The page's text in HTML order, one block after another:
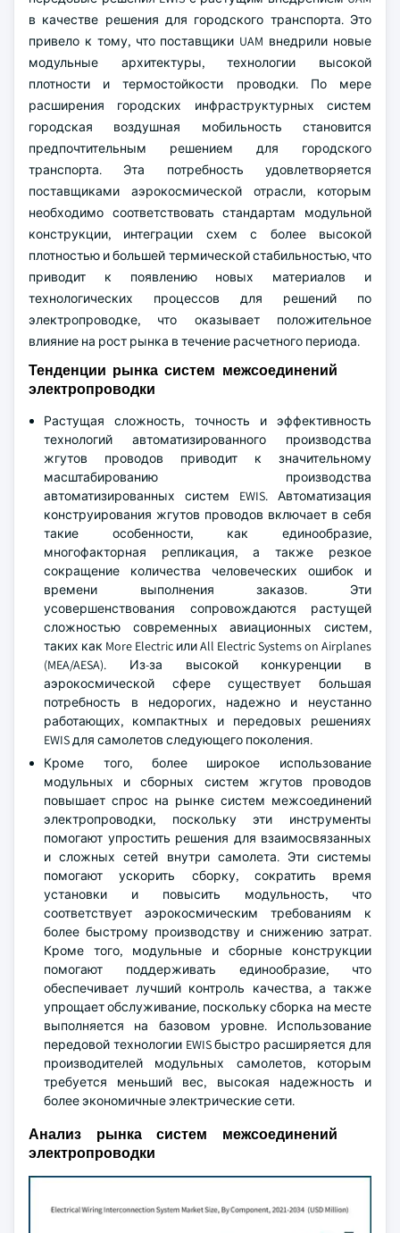
в качестве решения для городского транспорта. Это
привело к тому, что поставщики UAM внедрили новые
модульные архитектуры, технологии высокой
плотности и термостойкости проводки. По мере
расширения городских инфраструктурных систем
городская воздушная мобильность становится
предпочтительным решением для городского
транспорта. Эта потребность удовлетворяется
поставщиками аэрокосмической отрасли, которым
необходимо соответствовать стандартам модульной
конструкции, интеграции схем с более высокой
плотностью и большей термической стабильностью, что
приводит к появлению новых материалов и
технологических процессов для решений по
электропроводке, что оказывает положительное
влияние на рост рынка в течение расчетного периода.
Тенденции рынка систем межсоединений
электропроводки
Растущая сложность, точность и эффективность
технологий автоматизированного производства
жгутов проводов приводит к значительному
масштабированию производства
автоматизированных систем EWIS. Автоматизация
конструирования жгутов проводов включает в себя
такие особенности, как единообразие,
многофакторная репликация, а также резкое
сокращение количества человеческих ошибок и
времени выполнения заказов. Эти
усовершенствования сопровождаются растущей
сложностью современных авиационных систем,
таких как More Electric или All Electric Systems on Airplanes
(MEA/AESA). Из-за высокой конкуренции в
аэрокосмической сфере существует большая
потребность в недорогих, надежно и неустанно
работающих, компактных и передовых решениях
EWIS для самолетов следующего поколения.
Кроме того, более широкое использование
модульных и сборных систем жгутов проводов
повышает спрос на рынке систем межсоединений
электропроводки, поскольку эти инструменты
помогают упростить решения для взаимосвязанных
и сложных сетей внутри самолета. Эти системы
помогают ускорить сборку, сократить время
установки и повысить модульность, что
соответствует аэрокосмическим требованиям к
более быстрому производству и снижению затрат.
Кроме того, модульные и сборные конструкции
помогают поддерживать единообразие, что
обеспечивает лучший контроль качества, а также
упрощает обслуживание, поскольку сборка на месте
выполняется на базовом уровне. Использование
передовой технологии EWIS быстро расширяется для
производителей модульных самолетов, которым
требуется меньший вес, высокая надежность и
более экономичные электрические сети.
Анализ рынка систем межсоединений
электропроводки